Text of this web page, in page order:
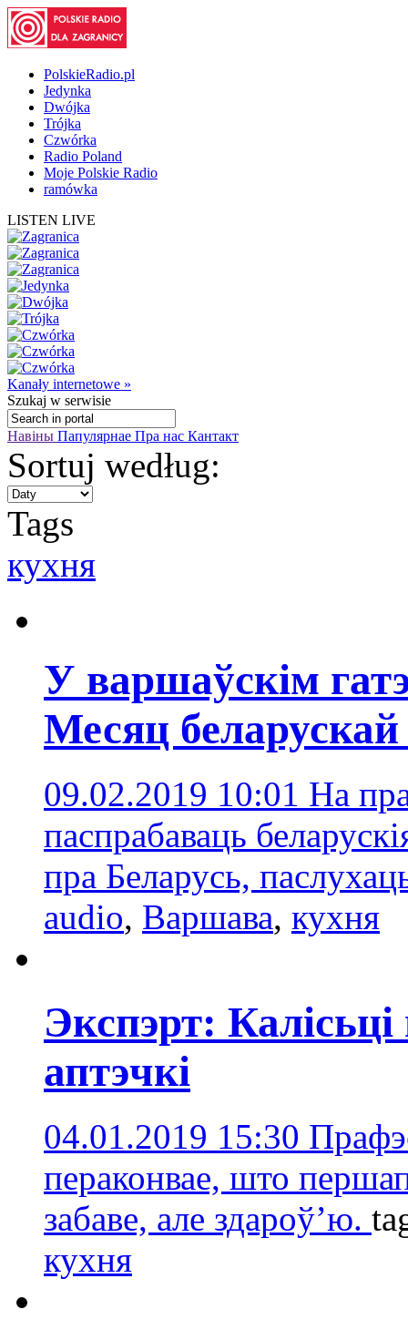
PolskieRadio.pl
Jedynka
Dwójka
Trójka
Czwórka
Radio Poland
Moje Polskie Radio
ramówka
LISTEN LIVE
Kanały internetowe »
Szukaj w serwisie
Навіны Папулярнае Пра нас Кантакт
Sortuj według:
Tags
кухня
У варшаўскім
Месяц
09.02.2019 10:01 На
паспрабаваць
пра Беларусь,
audio, Варшава, кухня
Экспэрт:
аптэчкі
04.01.2019 15:30
пераконвае, што
забаве, але здароў’ю.
кухня